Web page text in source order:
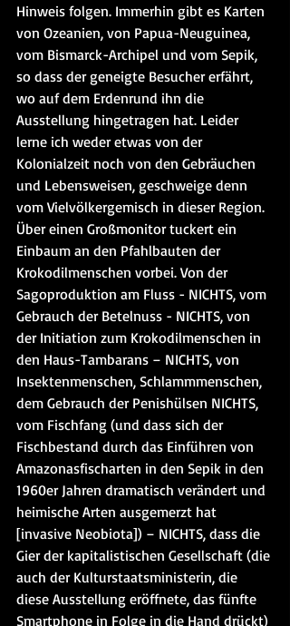
Hinweis folgen. Immerhin gibt es Karten
von Ozeanien, von Papua-Neuguinea,
vom Bismarck-Archipel und vom Sepik,
so dass der geneigte Besucher erfährt,
wo auf dem Erdenrund ihn die
Ausstellung hingetragen hat. Leider
lerne ich weder etwas von der
Kolonialzeit noch von den Gebräuchen
und Lebensweisen, geschweige denn
vom Vielvölkergemisch in dieser Region.
Über einen Großmonitor tuckert ein
Einbaum an den Pfahlbauten der
Krokodilmenschen vorbei. Von der
Sagoproduktion am Fluss - NICHTS, vom
Gebrauch der Betelnuss - NICHTS, von
der Initiation zum Krokodilmenschen in
den Haus-Tambarans – NICHTS, von
Insektenmenschen, Schlammmenschen,
dem Gebrauch der Penishülsen NICHTS,
vom Fischfang (und dass sich der
Fischbestand durch das Einführen von
Amazonasfischarten in den Sepik in den
1960er Jahren dramatisch verändert und
heimische Arten ausgemerzt hat
[invasive Neobiota]) – NICHTS, dass die
Gier der kapitalistischen Gesellschaft (die
auch der Kulturstaatsministerin, die
diese Ausstellung eröffnete, das fünfte
Smartphone in Folge in die Hand drückt)